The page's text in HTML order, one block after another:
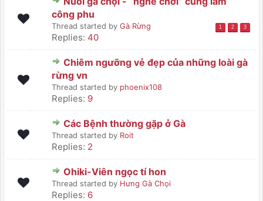
công phu
Thread started by Gà Rừng 1 2 3
Replies: 40
Chiêm ngưỡng vẻ đẹp của những loài gà
rừng vn
Thread started by phoenix108
Replies: 9
Các Bệnh thường gặp ở Gà
Thread started by Roit
Replies: 2
Ohiki-Viên ngọc tí hon
Thread started by Hưng Gà Chọi
Replies: 6